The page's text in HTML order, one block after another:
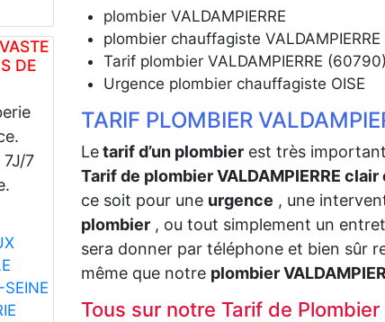
DE
7
plombier VALDAMPIERRE
plombier chauffagiste
Tarif plombier VALDAMPIERRE (60790)
Urgence plombier chauffagiste OISE
TARIF PLOMBIER
Letarif d’un plombier est très
Tarif de plombier VALDAMPIERRE
ce soit pour une urgence , une
plombier , ou tout simplement un
sera donner par téléphone et bien sûr
même que notre plombier
Tous sur notre Tarif de Plombier